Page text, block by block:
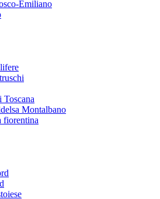
Emiliano
Toscana
Montalbano
fiorentina